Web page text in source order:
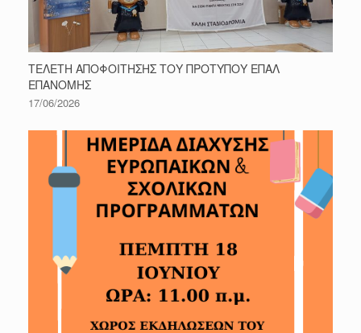
ΤΕΛΕΤΗ ΑΠΟΦΟΙΤΗΣΗΣ ΤΟΥ ΠΡΟΤΥΠΟΥ ΕΠΑΛ
ΕΠΑΝΟΜΗΣ
17/06/2026